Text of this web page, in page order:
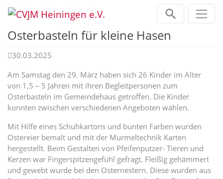
Zum Inhalt springen
HomeNews News
Osterbasteln für kleine Hasen
30.03.2025
Am Samstag den 29. März haben sich 26 Kinder im Alter
von 1,5 – 5 Jahren mit ihren Begleitpersonen zum
Osterbasteln im Gemeindehaus getroffen. Die Kinder
konnten zwischen verschiedenen Angeboten wählen.
Mit Hilfe eines Schuhkartons und bunten Farben wurden
Ostereier bemalt und mit der Murmeltechnik Karten
hergestellt. Beim Gestalten von Pfeifenputzer- Tieren und
Kerzen war Fingerspitzengefühl gefragt. Fleißig gehämmert
und gewebt wurde bei den Osternestern. Diese wurden aus